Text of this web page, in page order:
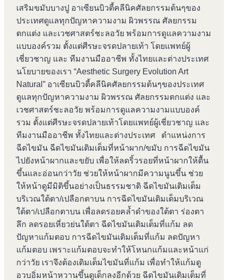
เสริมขมับบางปู อาเซียนบิวตี้คลีนิคศัลยกรรมต้นๆของ
ประเทศดูแลทุกปัญหาความงาม ผิวพรรณ ศัลยกรรม
ตกแต่ง และเวชศาสตร์ชะลอวัย พร้อมการดูแลความงาม
แบบองค์รวม ตั้งแต่ศีรษะจรดปลายเท้า โดยแพทย์ผู้
เชี่ยวชาญ และ ทีมงานมืออาชีพ ทั้งไทยและต่างประเทศ
นโยบายของเรา “Aesthetic Surgery Evolution Art
Natural” อาเซียนบิวตี้คลีนิคศัลยกรรมต้นๆของประเทศ
ดูแลทุกปัญหาความงาม ผิวพรรณ ศัลยกรรมตกแต่ง และ
เวชศาสตร์ชะลอวัย พร้อมการดูแลความงามแบบองค์
รวม ตั้งแต่ศีรษะจรดปลายเท้าโดยแพทย์ผู้เชี่ยวชาญ และ
ทีมงานมืออาชีพ ทั้งไทยและต่างประเทศ ตำแหน่งการ
ฉีดไขมัน ฉีดไขมันเติมเต็มที่หน้าผาก/ขมับ การฉีดไขมัน
ไปยังหน้าผากและขยับ เพื่อให้ลดริ้วรอยที่หน้าผากให้ตื้น
ขึ้นและอ่อนกว่าวัย ช่วยให้หน้าผากมีความนูนขึ้น ช่วย
ให้หน้าดูมีมิติขึ้นอย่างเป็นธรรมชาติ ฉีดไขมันเติมเต็ม
บริเวณใต้ตา/เปลือกตาบน การฉีดไขมันเติมเต็มบริเวณ
ใต้ตา/เปลือกตาบน เพื่อลดรอยคล้ำดำของใต้ตา ร่องตา
ลึก ลดรอยเหี่ยวย่นใต้ตา ฉีดไขมันเติมเต็มที่แก้ม ลด
ปัญหาแก้มตอบ การฉีดไขมันเติมเต็มที่แก้ม ลดปัญหา
แก้มตอบ เพราะแก้มตอบจะทำให้โหนกแก้มและหน้าแก่
กว่าวัย เราจึงต้องเติมเต็มไขมันที่แก้ม เพื่อทำให้แก้มดู
อวบอิ่มหน้าหวานขึ้นดูเด็กลงอีกด้วย ฉีดไขมันเติมเต็มที่